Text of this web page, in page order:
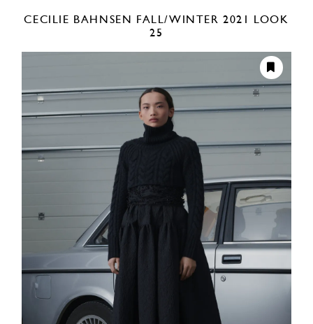
CECILIE BAHNSEN FALL/WINTER 2021
LOOK
25